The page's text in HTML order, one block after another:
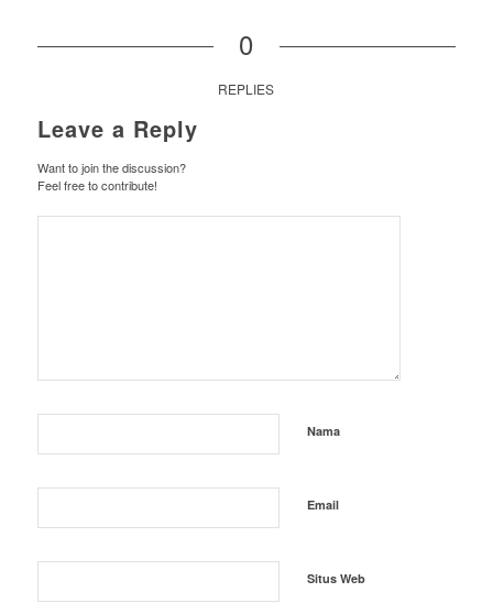
0
REPLIES
Leave a Reply
Want to join the discussion?
Feel free to contribute!
Nama
Email
Situs Web